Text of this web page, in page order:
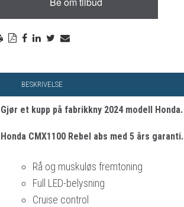
BESKRIVELSE
Gjør et kupp på fabrikkny 2024 modell Honda.
Honda CMX1100 Rebel abs med 5 års garanti.
Rå og muskuløs fremtoning
Full LED-belysning
Cruise control